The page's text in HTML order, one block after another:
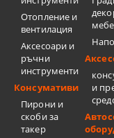
Отопление и
вентилация
Аксесоари и
ръчни
инструменти
Консумативи
Пирони и
скоби за
такер
и